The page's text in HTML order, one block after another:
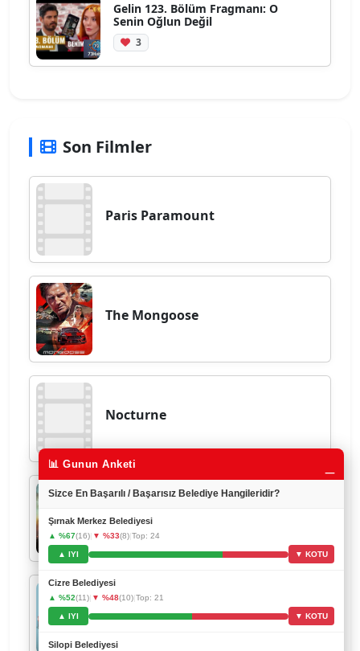
Gelin 123. Bölüm Fragmanı: O
Senin Oğlun Değil
3
Son Filmler
Paris Paramount
The Mongoose
Nocturne
Les Misérables
Why Did I Get Married Again?
📊 Gunun Anketi
Sizce En Başarılı / Başarısız Belediye Hangileridir?
Şırnak Merkez Belediyesi
▲ %67(16)| ▼ %33(8)|Top: 24
▲ IYI ▼ KOTU
Cizre Belediyesi
▲ %52(11)| ▼ %48(10)|Top: 21
▲ IYI ▼ KOTU
Silopi Belediyesi